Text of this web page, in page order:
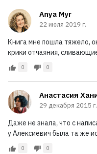
Anya Myr
22 июля 2019 г.
Книга мне пошла тяжело,
крики отчаяния,
0 0
Анастасия
29 декабря 2015 г.
Даже не знала, что с
у Алексиевич была та же
0 0